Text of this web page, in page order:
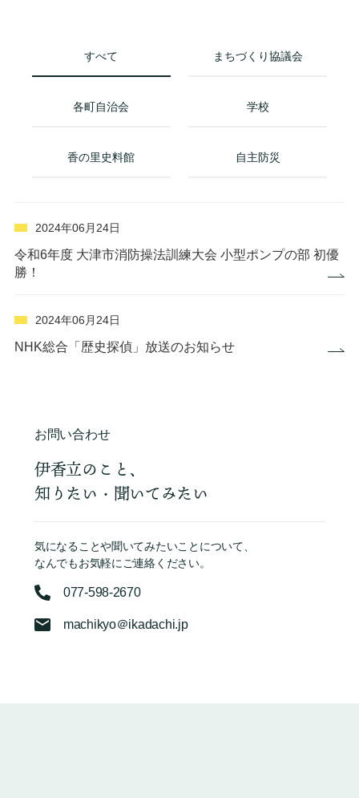
すべて まちづくり協議会
各町自治会 学校
香の里史料館 自主防災
2024年06月24日
令和6年度 大津市消防操法訓練大会 小型ポンプの部 初優
勝！
2024年06月24日
NHK総合「歴史探偵」放送のお知らせ
お問い合わせ
伊香立のこと、
知りたい・聞いてみたい
気になることや聞いてみたいことについて、
なんでもお気軽にご連絡ください。
077-598-2670
machikyo＠ikadachi.jp